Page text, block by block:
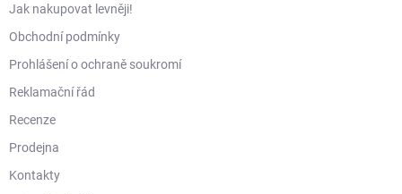
Jak nakupovat levněji!
Obchodní podmínky
Prohlášení o ochraně soukromí
Reklamační řád
Recenze
Prodejna
Kontakty